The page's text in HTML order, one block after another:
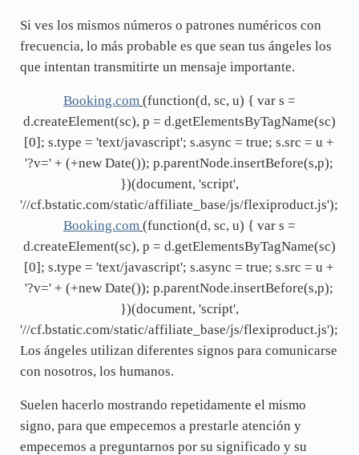
Si ves los mismos números o patrones numéricos con
frecuencia, lo más probable es que sean tus ángeles los
que intentan transmitirte un mensaje importante.
Booking.com (function(d, sc, u) { var s =
d.createElement(sc), p = d.getElementsByTagName(sc)
[0]; s.type = 'text/javascript'; s.async = true; s.src = u +
'?v=' + (+new Date()); p.parentNode.insertBefore(s,p);
})(document, 'script',
'//cf.bstatic.com/static/affiliate_base/js/flexiproduct.js');
Booking.com (function(d, sc, u) { var s =
d.createElement(sc), p = d.getElementsByTagName(sc)
[0]; s.type = 'text/javascript'; s.async = true; s.src = u +
'?v=' + (+new Date()); p.parentNode.insertBefore(s,p);
})(document, 'script',
'//cf.bstatic.com/static/affiliate_base/js/flexiproduct.js');
Los ángeles utilizan diferentes signos para comunicarse
con nosotros, los humanos.
Suelen hacerlo mostrando repetidamente el mismo
signo, para que empecemos a prestarle atención y
empecemos a preguntarnos por su significado y su